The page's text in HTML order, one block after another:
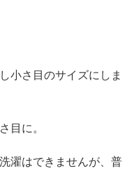
小さ目のサイズにしま
目に。
濯はできませんが、普